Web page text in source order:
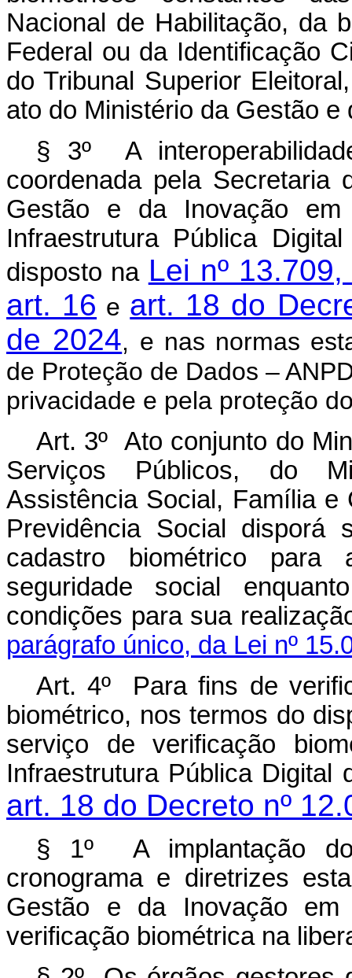
Nacional de Habilitação, da
Federal ou da Identificação
do Tribunal Superior
ato do Ministério da Gestão
§ 3º A
coordenada pela Secretaria
Gestão e da Inovação
Infraestrutura Pública
disposto na Lei nº
art. 16 e art. 18 do
de 2024, e nas normas
de Proteção de Dados –
privacidade e pela proteção
Art. 3º Ato conjunto do
Serviços Públicos, do
Assistência Social, Família
Previdência Social disporá
cadastro biométrico
seguridade social
condições para sua
parágrafo único, da Lei nº
Art. 4º Para fins de
biométrico, nos termos do
serviço de verificação
Infraestrutura Pública Digital
art. 18 do Decreto nº
§ 1º A implantação do
cronograma e diretrizes
Gestão e da Inovação
verificação biométrica na